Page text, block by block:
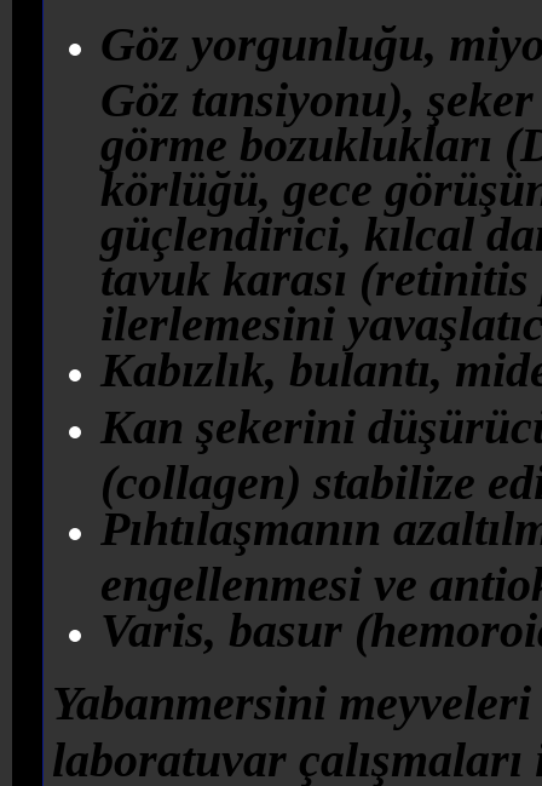
Göz yorgunluğu,
Göz tansiyonu),
görme bozuklukları
körlüğü, gece
güçlendirici, kılcal
tavuk karası (retinitis
ilerlemesini
Kabızlık, bulantı,
Kan şekerini
(collagen) stabilize
Pıhtılaşmanın
engellenmesi ve
Varis, basur
Yabanmersini
laboratuvar